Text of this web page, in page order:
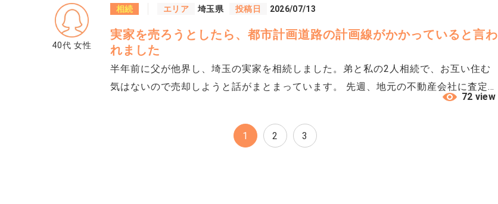
と思います。 個人的には、子ども達世代に負担がかかることは避けたいと思っていま
す。 せめてトラブルのないよう進めていくためにアドバイスをいただけないでしょう
か？
40代 女性
相続 エリア 埼玉県 投稿日 2026/07/13
72 view
実家を売ろうとしたら、都市計画道路の計画線がかかっていると言わ
れました
半年前に父が他界し、埼玉の実家を相続しました。弟と私の2人相続で、お互い住む
気はないので売却しようと話がまとまっています。 先週、地元の不動産会社に査定を
依頼したところ、敷地の一部に都市計画道路の計画線がかかっているという話が出て
えに制限が出てくること、将来的に一部が収用になる可能性もあることを説明しても
1 2 3